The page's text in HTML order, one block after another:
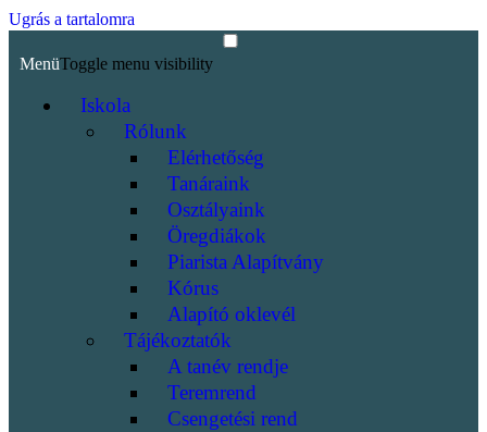
Ugrás a tartalomra
MenüToggle menu visibility
Iskola
Rólunk
Elérhetőség
Tanáraink
Osztályaink
Öregdiákok
Piarista Alapítvány
Kórus
Alapító oklevél
Tájékoztatók
A tanév rendje
Teremrend
Csengetési rend